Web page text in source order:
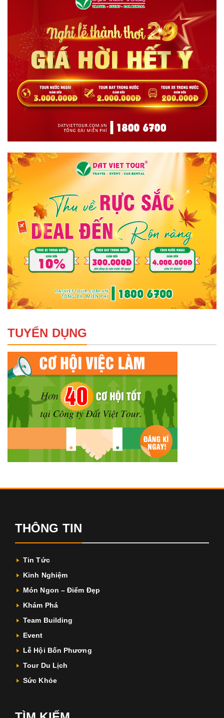
TUYỂN DỤNG
THÔNG TIN
Tin Tức
Kinh Nghiệm
Món Ngon – Điểm Đẹp
Khám Phá
Team Building
Event
Lễ Hội Bốn Phương
Tour Du Lịch
Sức Khỏe